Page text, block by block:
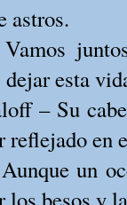
astros.
dejar esta
– Su
reflejado en
un